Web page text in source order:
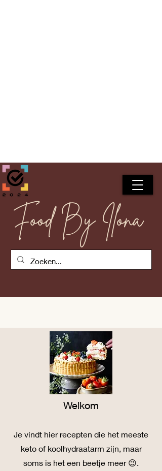
Food By Ilona
Welkom
Je vindt hier recepten die het meeste
keto of koolhydraatarm zijn, maar
soms is het een beetje meer 😉.